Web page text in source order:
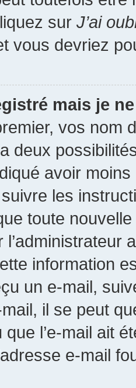
sur J’ai
vous devriez
mais je
vos nom
deux
avoir
les
toute
l’administrateur
information
un e-mail,
mail, il se peut
que l’e-mail ait
e-mail